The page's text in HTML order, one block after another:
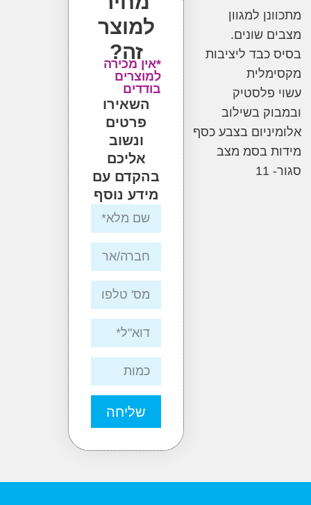
למגוון
שונים.
ליציבות
פלסטיק
בשילוב
בצבע כסף
בסמ מצב
למוצר
*אין מכירה
למוצרים
בודדים
השאירו
פרטים
אליכם
בהקדם עם
מידע נוסף
שליחה